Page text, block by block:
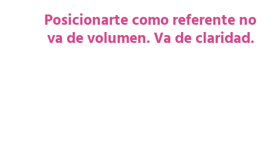
Posicionarte como referente no
va de volumen. Va de claridad.